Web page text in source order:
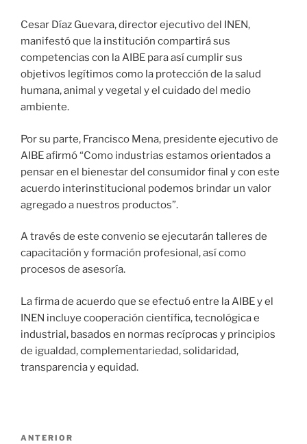
Cesar Díaz Guevara, director ejecutivo del INEN,
manifestó que la institución compartirá sus
competencias con la AIBE para así cumplir sus
objetivos legítimos como la protección de la salud
humana, animal y vegetal y el cuidado del medio
ambiente.
Por su parte, Francisco Mena, presidente ejecutivo de
AIBE afirmó “Como industrias estamos orientados a
pensar en el bienestar del consumidor final y con este
acuerdo interinstitucional podemos brindar un valor
agregado a nuestros productos”.
A través de este convenio se ejecutarán talleres de
capacitación y formación profesional, así como
procesos de asesoría.
La firma de acuerdo que se efectuó entre la AIBE y el
INEN incluye cooperación científica, tecnológica e
industrial, basados en normas recíprocas y principios
de igualdad, complementariedad, solidaridad,
transparencia y equidad.
Navegación
Entrada
ANTERIOR